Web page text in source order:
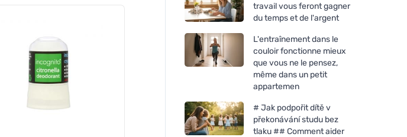
travail vous feront gagner
du temps et de l'argent
L'entraînement dans le
couloir fonctionne mieux
que vous ne le pensez,
même dans un petit
appartemen
# Jak podpořit dítě v
překonávání studu bez
tlaku ## Comment aider